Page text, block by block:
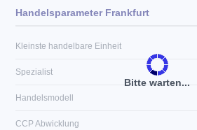
Bitte warten...
Handelsparameter Frankfurt
Kleinste handelbare Einheit
Spezialist
Handelsmodell
CCP Abwicklung